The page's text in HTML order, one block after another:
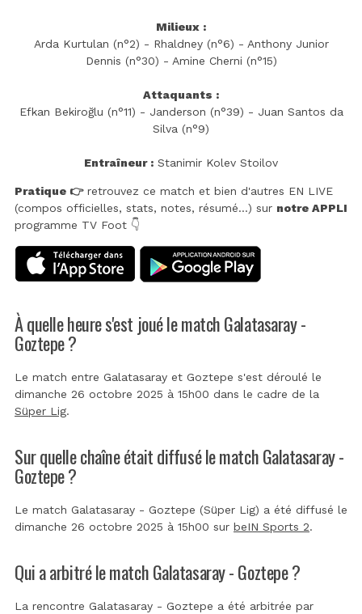
Milieux :
Arda Kurtulan (n°2) - Rhaldney (n°6) - Anthony Junior
Dennis (n°30) - Amine Cherni (n°15)
Attaquants :
Efkan Bekiroğlu (n°11) - Janderson (n°39) - Juan Santos da
Silva (n°9)
Entraîneur : Stanimir Kolev Stoilov
Pratique 👉retrouvez ce match et bien d'autres EN LIVE
(compos officielles, stats, notes, résumé...) sur notre APPLI
programme TV Foot 👇
À quelle heure s'est joué le match Galatasaray -
Goztepe ?
Le match entre Galatasaray et Goztepe s'est déroulé le
dimanche 26 octobre 2025 à 15h00 dans le cadre de la
Süper Lig.
Sur quelle chaîne était diffusé le match Galatasaray -
Goztepe ?
Le match Galatasaray - Goztepe (Süper Lig) a été diffusé le
dimanche 26 octobre 2025 à 15h00 sur beIN Sports 2.
Qui a arbitré le match Galatasaray - Goztepe ?
La rencontre Galatasaray - Goztepe a été arbitrée par